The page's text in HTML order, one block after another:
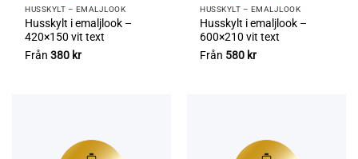
HUSSKYLT – EMALJLOOK
Husskylt i emaljlook –
420×150 vit text
Från380 kr
HUSSKYLT – EMALJLOOK
Husskylt i emaljlook –
600×210 vit text
Från 580 kr